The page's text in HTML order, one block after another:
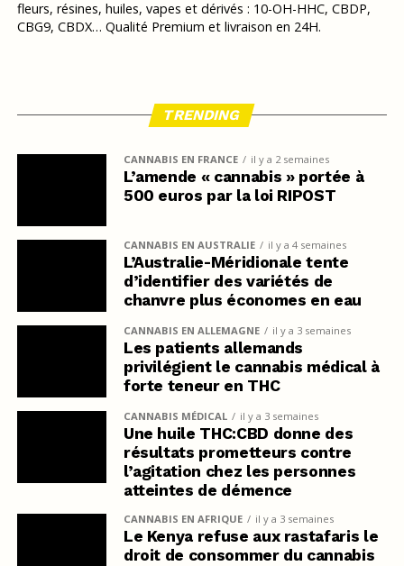
fleurs, résines, huiles, vapes et dérivés : 10-OH-HHC, CBDP,
CBG9, CBDX… Qualité Premium et livraison en 24H.
TRENDING
CANNABIS EN FRANCE il y a 2 semaines
L’amende « cannabis » portée à
500 euros par la loi RIPOST
CANNABIS EN AUSTRALIE il y a 4 semaines
L’Australie-Méridionale tente
d’identifier des variétés de
chanvre plus économes en eau
CANNABIS EN ALLEMAGNE il y a 3 semaines
Les patients allemands
privilégient le cannabis médical à
forte teneur en THC
CANNABIS MÉDICAL il y a 3 semaines
Une huile THC:CBD donne des
résultats prometteurs contre
l’agitation chez les personnes
atteintes de démence
CANNABIS EN AFRIQUE il y a 3 semaines
Le Kenya refuse aux rastafaris le
droit de consommer du cannabis